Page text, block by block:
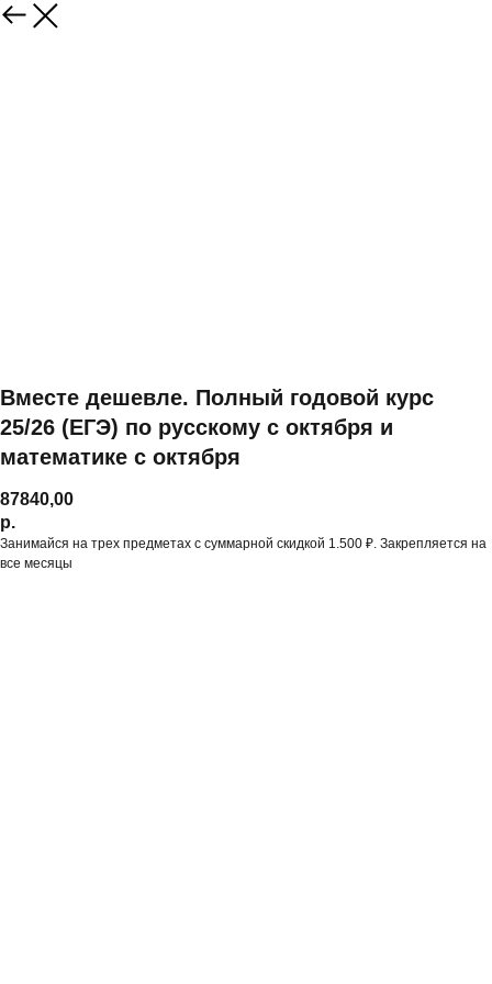
Вместе дешевле. Полный годовой курс
25/26 (ЕГЭ) по русскому с октября и
математике с октября
87840,00
р.
Занимайся на трех предметах с суммарной скидкой 1.500 ₽. Закрепляется на
все месяцы